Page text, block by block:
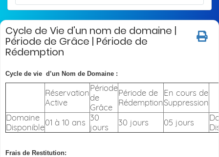
Cycle de Vie d'un nom de domaine |
Période de Grâce | Période de
Rédemption
Cycle de vie d’un Nom de Domaine :
Réservation
Active
Période
de
Grâce
Période de
Rédemption
En cours de
Suppression
Domaine
Disponible01 à 10 ans 30
jours
30 jours 05 jours
Frais de Restitution: